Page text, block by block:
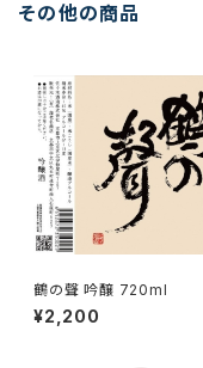
その他の商品
鶴の聲 吟醸 720ml
¥2,200